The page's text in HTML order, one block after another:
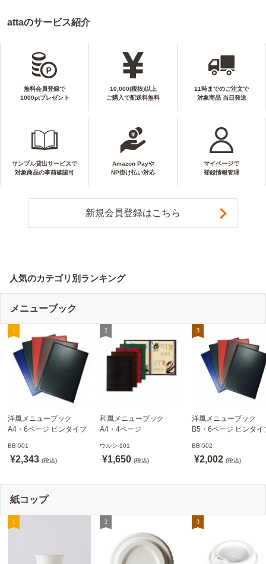
attaのサービス紹介
無料会員登録で
1000ptプレゼント
10,000(税抜)以上
ご購入で配送料無料
11時までのご注文で
対象商品 当日発送
サンプル貸出サービスで
対象商品の事前確認可
Amazon Payや
NP掛け払い対応
マイページで
登録情報管理
新規会員登録はこちら
人気のカテゴリ別ランキング
メニューブック
洋風メニューブック
A4・6ページ ピンタイプ
発送可】
BB-501
¥2,343 (税込)
和風メニューブック
A4・4ページ
ウルシ-101 シンビ
(SHIMBI)【当日発送可】
ウルシ-101
¥1,650 (税込)
洋風メニューブック
B5・6ページ ピンタイ
BB-502
¥2,002 (税込)
紙コップ